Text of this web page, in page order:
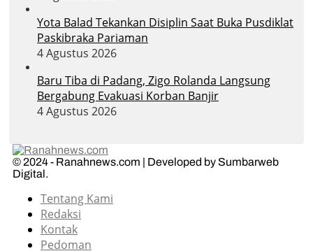
Yota Balad Tekankan Disiplin Saat Buka Pusdiklat
Paskibraka Pariaman
4 Agustus 2026
Baru Tiba di Padang, Zigo Rolanda Langsung
Bergabung Evakuasi Korban Banjir
4 Agustus 2026
© 2024 - Ranahnews.com | Developed by Sumbarweb
Digital.
Tentang Kami
Redaksi
Kontak
Pedoman